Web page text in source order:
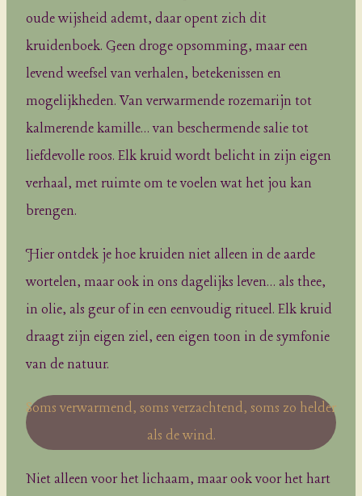
oude wijsheid ademt, daar opent zich dit
kruidenboek. Geen droge opsomming, maar een
levend weefsel van verhalen, betekenissen en
mogelijkheden. Van verwarmende rozemarijn tot
kalmerende kamille… van beschermende salie tot
liefdevolle roos. Elk kruid wordt belicht in zijn eigen
verhaal, met ruimte om te voelen wat het jou kan
brengen.
Hier ontdek je hoe kruiden niet alleen in de aarde
wortelen, maar ook in ons dagelijks leven… als thee,
in olie, als geur of in een eenvoudig ritueel. Elk kruid
draagt zijn eigen ziel, een eigen toon in de symfonie
van de natuur.
Soms verwarmend, soms verzachtend, soms zo helder
als de wind.
Niet alleen voor het lichaam, maar ook voor het hart